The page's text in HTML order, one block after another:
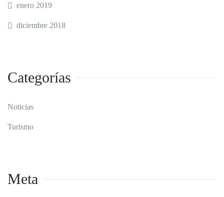
enero 2019
diciembre 2018
Categorías
Noticias
Turismo
Meta